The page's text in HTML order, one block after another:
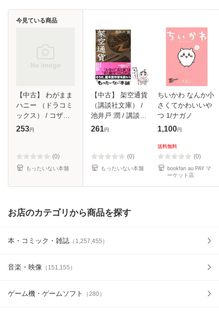
【中古】 わがまま
ハニー （ドラコミ
ックス） / コザキ
ヨネ / コアマガジ
253円
(0)
もったいない本舗
今見ている商品
【中古】 架空通貨
（講談社文庫） /
池井戸 潤 / 講談社
[文庫]【メール便送
261円
(0)
もったいない本舗
ちいかわ なんか小
さくてかわいいや
つ 1/ナガノ
1,100円
送料無料
(0)
bookfan au PAY マ
ーケット店
お店のカテゴリから商品を探す
本・コミック・雑誌 （ 1,257,455 ）
音楽・映像 （ 151,155 ）
ゲーム機・ゲームソフト （280）